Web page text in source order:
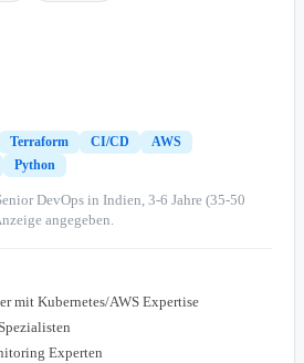
Terraform CI/CD
AWS
Python
DevOps in Indien, 3-6 Jahre (35-50
angegeben.
mit Kubernetes/AWS Expertise
Experten